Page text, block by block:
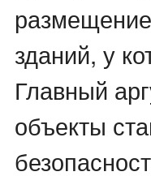
зданий, у
Главный
объекты